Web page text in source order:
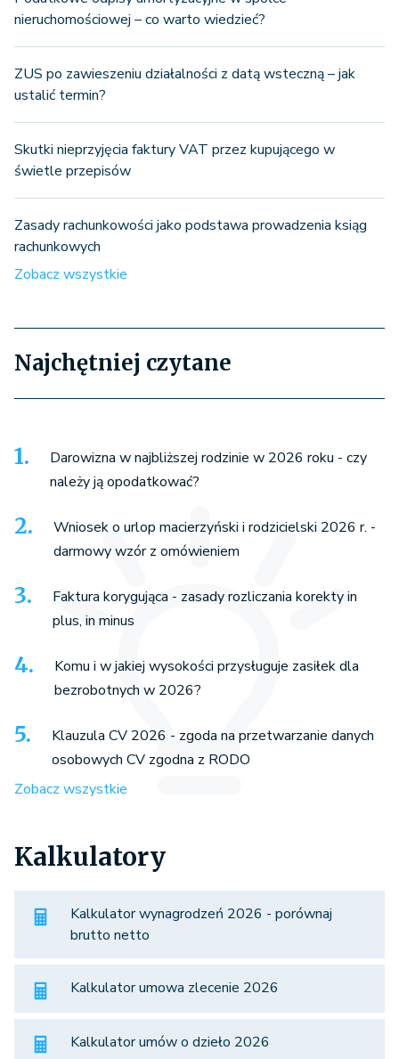
nieruchomościowej – co warto wiedzieć?
ZUS po zawieszeniu działalności z datą wsteczną – jak
ustalić termin?
Skutki nieprzyjęcia faktury VAT przez kupującego w
świetle przepisów
Zasady rachunkowości jako podstawa prowadzenia ksiąg
rachunkowych
Zobacz wszystkie
Najchętniej czytane
Darowizna w najbliższej rodzinie w 2026 roku - czy
należy ją opodatkować?
Wniosek o urlop macierzyński i rodzicielski 2026 r. -
darmowy wzór z omówieniem
Faktura korygująca - zasady rozliczania korekty in
plus, in minus
Komu i w jakiej wysokości przysługuje zasiłek dla
bezrobotnych w 2026?
Klauzula CV 2026 - zgoda na przetwarzanie danych
osobowych CV zgodna z RODO
Zobacz wszystkie
Kalkulatory
Kalkulator wynagrodzeń 2026 - porównaj
brutto netto
Kalkulator umowa zlecenie 2026
Kalkulator umów o dzieło 2026